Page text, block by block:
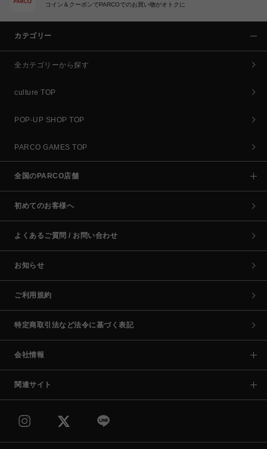
コイン＆クーポンでPARCOでのお買い物がオトクに
カテゴリー
全カテゴリーから探す
culture TOP
POP-UP SHOP TOP
PARCO GAMES TOP
全国のPARCO店舗
初めてのお客様へ
よくあるご質問 / お問い合わせ
お知らせ
ご利用規約
特定商取引法など法令に基づく表記
会社情報
関連サイト